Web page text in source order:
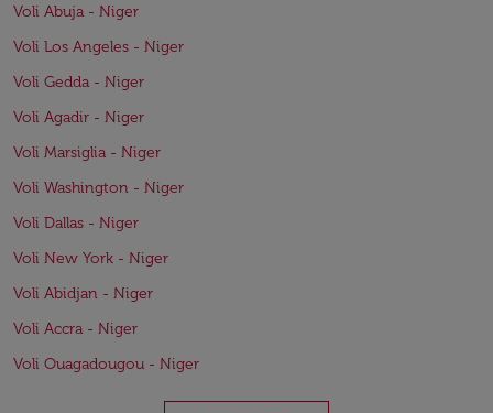
Voli Abuja - Niger
Voli Los Angeles - Niger
Voli Gedda - Niger
Voli Agadir - Niger
Voli Marsiglia - Niger
Voli Washington - Niger
Voli Dallas - Niger
Voli New York - Niger
Voli Abidjan - Niger
Voli Accra - Niger
Voli Ouagadougou - Niger